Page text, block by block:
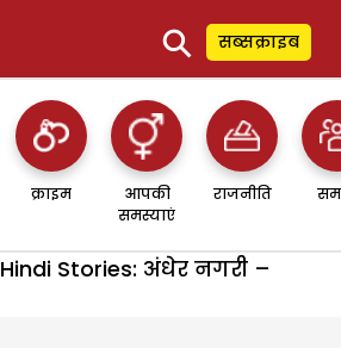
⚲ सब्सक्राइब
क्राइम
आपकी
समस्याएं
राजनीति
Hindi Stories: अंधेर नगरी –